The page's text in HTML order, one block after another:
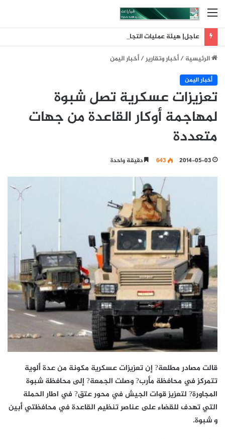
القائمة
الرئيسية/أخبار وتقارير/أخبار اليمن
أخبار اليمن
تعزيزات عسكرية تصل شبوة
لمهاجمة أوكار القاعدة من جهات
متعددة
2014-05-03
643 دقيقة واحدة
قالت مصادر مطلعة? إن تعزيزات عسكرية مكونة من عدة ألوية
تتمركز في محافظة مأرب? وصلت الجمعة? إلى محافظة شبوة
المجاورة? لتعزيز قوات الجيش في محور عتق? في اطار الحملة
التي تهدف للقضاء على عناصر تنظيم القاعدة في محافظتي أبين
و شبوة.